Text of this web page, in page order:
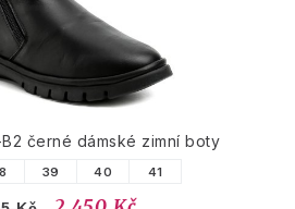
černé dámské zimní boty
39 40 41